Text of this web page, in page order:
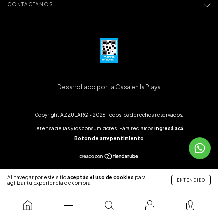
Al navegar por este sitioaceptás el uso de cookies para
agilizar tu experiencia de compra.
ENTENDIDO
0
CONTACTÁNOS
Desarrollado por La Casa en la Playa
Copyright AZZULARQ - 2026. Todos los derechos reservados.
Defensa de las y los consumidores. Para reclamosingresá acá.
Botón de arrepentimiento